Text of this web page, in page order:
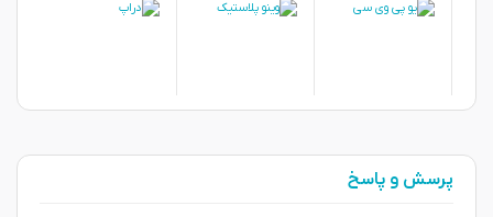
پرسش و پاسخ